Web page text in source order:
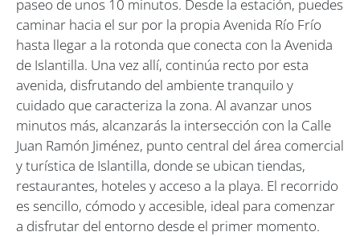
paseo de unos 10 minutos. Desde la estación, puedes
caminar hacia el sur por la propia Avenida Río Frío
hasta llegar a la rotonda que conecta con la Avenida
de Islantilla. Una vez allí, continúa recto por esta
avenida, disfrutando del ambiente tranquilo y
cuidado que caracteriza la zona. Al avanzar unos
minutos más, alcanzarás la intersección con la Calle
Juan Ramón Jiménez, punto central del área comercial
y turística de Islantilla, donde se ubican tiendas,
restaurantes, hoteles y acceso a la playa. El recorrido
es sencillo, cómodo y accesible, ideal para comenzar
a disfrutar del entorno desde el primer momento.